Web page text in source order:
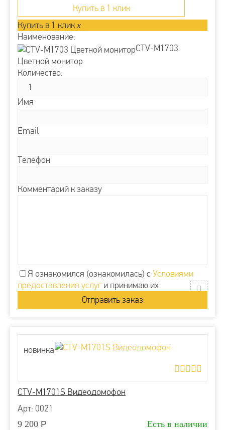
Купить в 1 клик
Купить в 1 клик x
Наименование:
CTV-M1703
Цветной монитор
Количество:
Имя
Email
Телефон
Комментарий к заказу
Я ознакомился (ознакомилась) с Условиями
предоставления услуги принимаю их
новинка
CTV-M1701S Видеодомофон
Арт: 0021
9 200 Р Есть в наличии